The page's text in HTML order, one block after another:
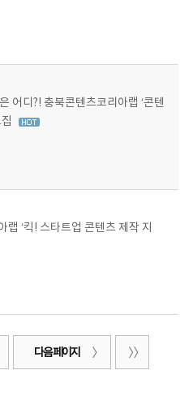
어디?! 충북콘텐츠코리아랩 ‘콘텐
‘킥! 스타트업 콘텐츠 제작 지
다음 페이지